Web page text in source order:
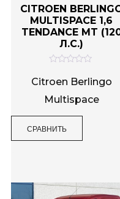
CITROEN
MULTISPACE 1,6
TENDANCE MT
Л.С.)
ц
е
н
к
0
и
5
Citroen Berlingo
Multispace
СРАВНИТЬ